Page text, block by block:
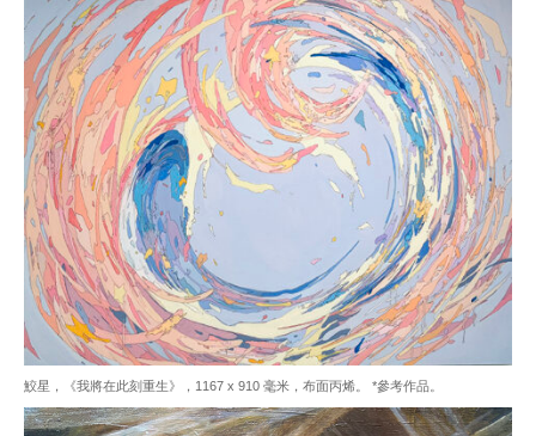
鮫星，《我將在此刻重生》，1167 x 910 毫米，布面丙烯。 *參考作品。